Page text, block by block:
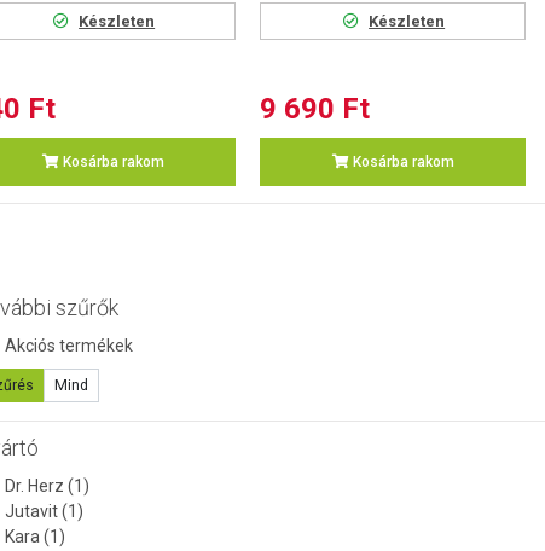
szűrők
Akciós termékek
Mind
Dr. Herz (1)
Jutavit (1)
Kara (1)
Készleten
Ft
Kosárba rakom
Készleten
9 690 Ft
Kosárba rakom